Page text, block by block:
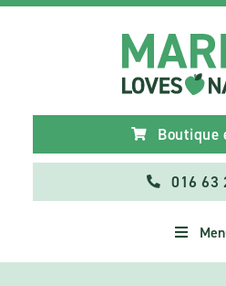
Boutique
016 63